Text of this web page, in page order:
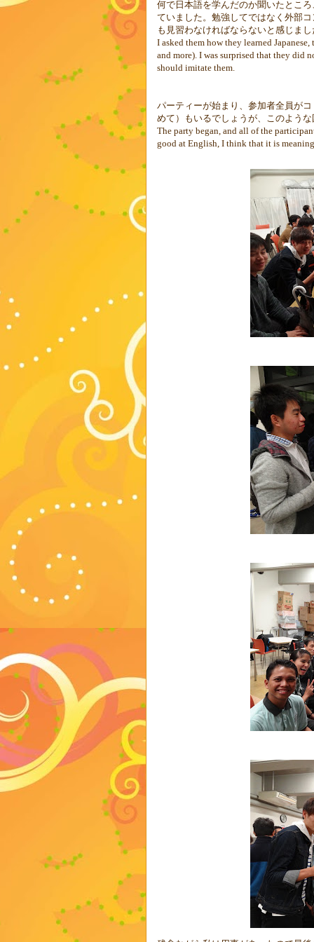
何で日本語を学んだのか聞いたとこ
ていました。勉強してではなく外部
も見習わなければならないと感じまし
I asked them how they learned
and more). I was surprised that they did
should imitate them.
パーティーが始まり、参加者全員が
めて）もいるでしょうが、このよう
The party began, and all of the
good at English, I think that it is